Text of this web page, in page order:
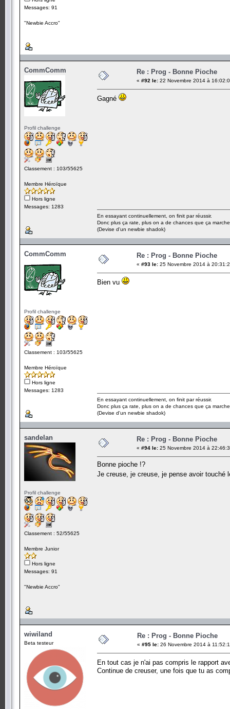
Messages: 91
"Newbie Accro"
CommComm
Profil challenge
Classement : 103/55625
Membre Héroïque
Hors ligne
Messages: 1283
Re : Prog - Bonne Pioche
« #92 le: 22 Novembre 2014 à
Gagné
En essayant continuellement, on finit par réussir.
Donc plus ça rate, plus on a de chances que ça
(Devise d'un newbie shadok)
CommComm
Profil challenge
Classement : 103/55625
Membre Héroïque
Hors ligne
Messages: 1283
Re : Prog - Bonne Pioche
« #93 le: 25 Novembre 2014 à
Bien vu
En essayant continuellement, on finit par réussir.
Donc plus ça rate, plus on a de chances que ça
(Devise d'un newbie shadok)
sandelan
Profil challenge
Classement : 52/55625
Membre Junior
Hors ligne
Messages: 91
"Newbie Accro"
Re : Prog - Bonne Pioche
« #94 le: 25 Novembre 2014 à
Bonne pioche !?
Je creuse, je creuse, je pense avoir
wiwiland
Beta testeur
Re : Prog - Bonne Pioche
« #95 le: 26 Novembre 2014 à
En tout cas je n'ai pas compris le rapport
Continue de creuser, une fois que tu as